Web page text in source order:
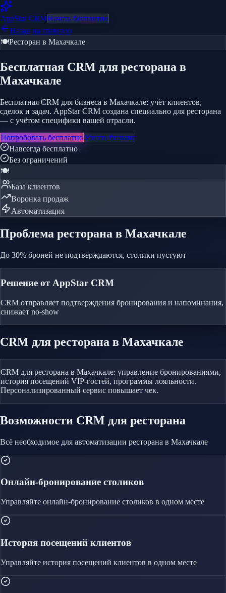
AppStarCRMНачать бесплатно
Назад на главную
🍽️Ресторан в Махачкале
Бесплатная CRM для ресторана в
Махачкале
Бесплатная CRM для бизнеса в Махачкале: учёт клиентов,
сделок и задач. AppStar CRM создана специально для ресторана
— с учётом специфики вашей отрасли.
Попробовать бесплатноУзнать больше
Навсегда бесплатно
Без ограничений
🍽️
База клиентов
Воронка продаж
Автоматизация
Проблема ресторана в Махачкале
До 30% броней не подтверждаются, столики пустуют
Решение от AppStar CRM
CRM отправляет подтверждения бронирования и напоминания,
снижает no-show
CRM для ресторана в Махачкале
CRM для ресторана в Махачкале: управление бронированиями,
история посещений VIP-гостей, программы лояльности.
Персонализированный сервис повышает чек.
Возможности CRM для ресторана
Всё необходимое для автоматизации ресторана в Махачкале
Онлайн-бронирование столиков
Управляйте онлайн-бронирование столиков в одном месте
История посещений клиентов
Управляйте история посещений клиентов в одном месте